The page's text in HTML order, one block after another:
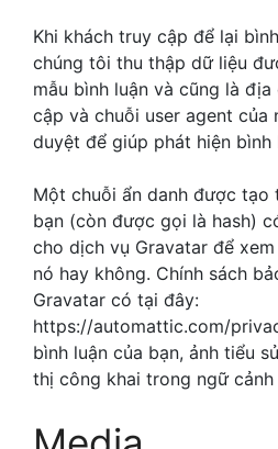
Khi khách truy cập để lại
chúng tôi thu thập dữ liệu
mẫu bình luận và cũng là
cập và chuỗi user agent của
duyệt để giúp phát hiện bình
Một chuỗi ẩn danh được tạo
bạn (còn được gọi là hash)
cho dịch vụ Gravatar để
nó hay không. Chính sách
Gravatar có tại đây:
https://automattic.com/
bình luận của bạn, ảnh tiểu
thị công khai trong ngữ cảnh